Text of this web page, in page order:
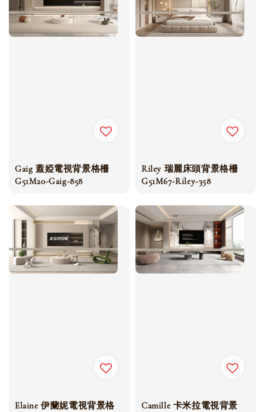
Gaig 蓋婭電視背景格柵
G51M20-Gaig-858
Riley 瑞麗床頭背景格柵
G51M67-Riley-358
Elaine 伊蘭妮電視背景格
Camille 卡米拉電視背景